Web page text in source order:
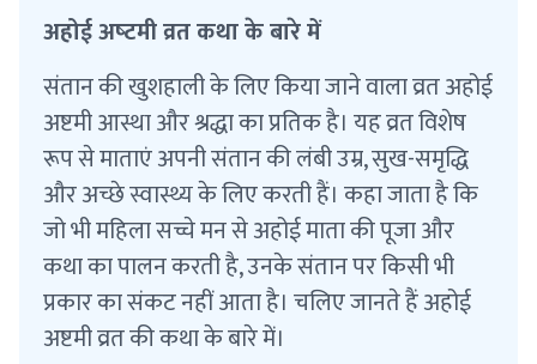
अहोई अष्‍टमी व्रत कथा के बारे में
संतान की खुशहाली के लिए किया जाने वाला व्रत अहोई
अष्टमी आस्था और श्रद्धा का प्रतिक है। यह व्रत विशेष
रूप से माताएं अपनी संतान की लंबी उम्र, सुख-समृद्धि
और अच्छे स्वास्थ्य के लिए करती हैं। कहा जाता है कि
जो भी महिला सच्चे मन से अहोई माता की पूजा और
कथा का पालन करती है, उनके संतान पर किसी भी
प्रकार का संकट नहीं आता है। चलिए जानते हैं अहोई
अष्टमी व्रत की कथा के बारे में।